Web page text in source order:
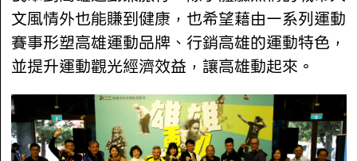
文風情外也能賺到健康，也希望藉由一系列運動
賽事形塑高雄運動品牌、行銷高雄的運動特色，
並提升運動觀光經濟效益，讓高雄動起來。